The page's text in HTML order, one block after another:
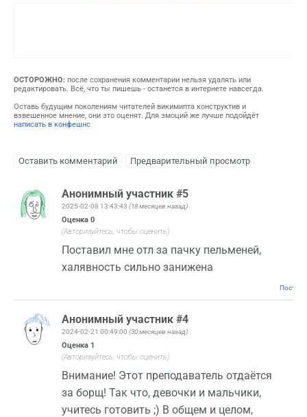
ОСТОРОЖНО: после сохранения комментарии нельзя удалять или
редактировать. Всё, что ты пишешь - останется в интернете навсегда.
Оставь будущим поколениям читателей викимипта конструктив и
взвешенное мнение, они это оценят. Для эмоций же лучше подойдёт
написать в конфешнс
Анонимный участник #5
2025-02-08 13:43:43 (18 месяцев назад)
Оценка 0
(Авторизуйтесь, чтобы оценить)
Поставил мне отл за пачку пельменей,
халявность сильно занижена
Анонимный участник #4
2024-02-21 00:49:00 (30 месяцев назад)
Оценка 1
(Авторизуйтесь, чтобы оценить)
Внимание! Этот преподаватель отдаётся
за борщ! Так что, девочки и мальчики,
учитесь готовить ;) В общем и целом,